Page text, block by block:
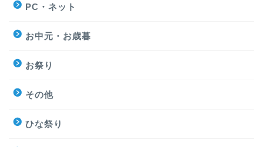
PC・ネット
お中元・お歳暮
お祭り
その他
ひな祭り